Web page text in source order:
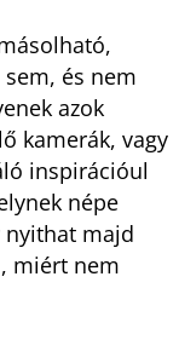
és nem
azok
kamerák, vagy
inspirációul
népe
majd
miért nem